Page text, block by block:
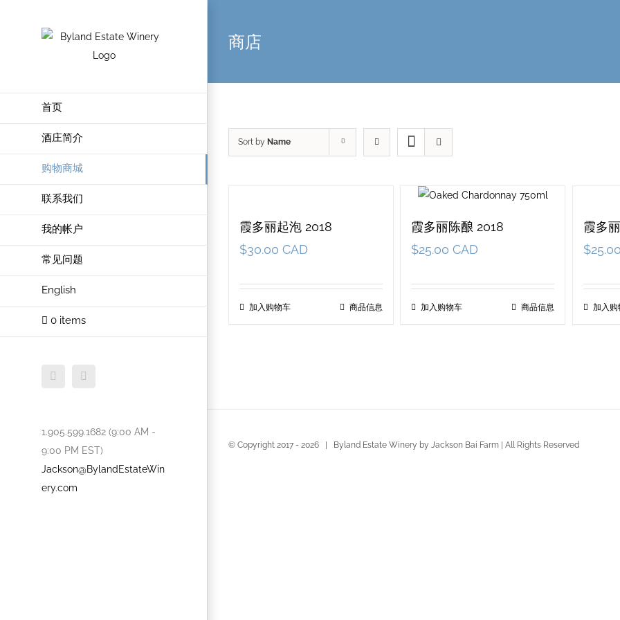
首页
酒庄简介
购物商城
联系我们
我的帐户
常见问题
English
0 items
Facebook
1.905.599.1682 (9:00 AM -
9:00 PM EST)
Jackson@BylandEstateWin
ery.com
商店
Sort by Name
霞多丽起泡 2018
$30.00 CAD
加入购物车 商品信息
霞多丽陈酿 2018
$25.00 CAD
加入购物车 商品信息
霞多
$
加入购
© Copyright 2017 - 2026 | Byland Estate Winery by Jackson Bai Farm | All Rights Reserved